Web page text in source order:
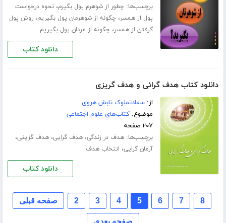
برچسب‌ها: چطور از شوهرم پول بگیرم،نحوه درخواست
پول از همسر، چگونه از شوهرمان پول بگیریم،روش پول
گرفتن از همسر، چگونه از مردان پول بگیریم
دانلود کتاب
دانلود کتاب هدف گرائی و هدف گریزی
از:سعادتملوک تابش هروی
موضوع:کتاب‌های علوم اجتماعی
۲۰۷ صفحه
برچسب‌ها:هدف در زندگی،هدف گرایی،هدف گزینی،
آرمان گرایی، انتخاب هدف
دانلود کتاب
صفحه قبلی 2 3 4 5 6 7 8
صفحه بعدی